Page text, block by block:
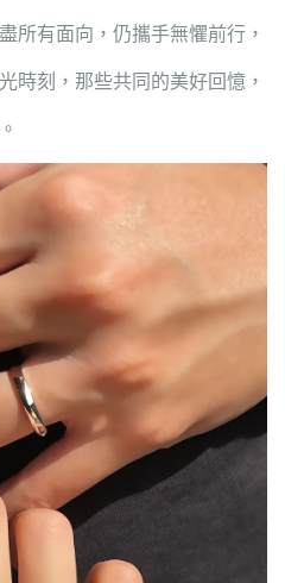
所有面向，仍攜手無懼前行，
時刻，那些共同的美好回憶，